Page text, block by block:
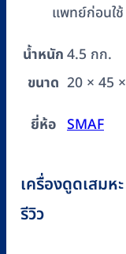
แพทย์ก่อนใช้
น้ำหนัก4.5 กก.
ขนาด 20 × 45
ยี่ห้อ SMAF
เครื่องดูดเสมห
รีวิว